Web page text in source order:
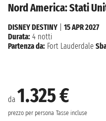
Nord America: Stati
da 1.325 €
prezzo per persona Tasse incluse
DISNEY DESTINY
15 APR 2027
Durata: 4 notti
Partenza da: Fort Lauderdale